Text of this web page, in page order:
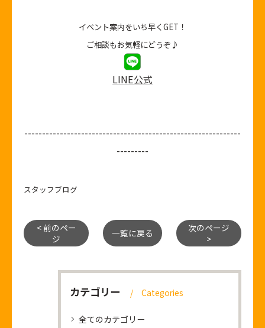
イベント案内をいち早くGET！
ご相談もお気軽にどうぞ♪
LINE公式
-------------------------------------------------------------
---------
スタッフブログ
< 前のペー
ジ
一覧に戻る
次のページ
>
カテゴリー Categories
全てのカテゴリー